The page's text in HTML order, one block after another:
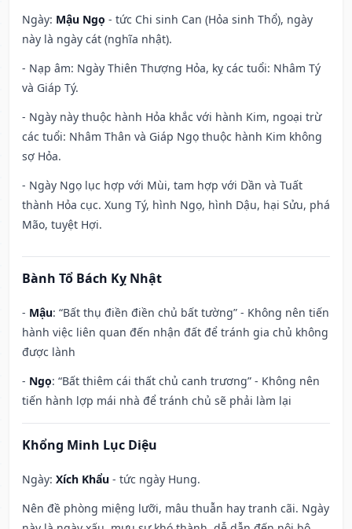
Ngày: Mậu Ngọ - tức Chi sinh Can (Hỏa sinh Thổ), ngày
này là ngày cát (nghĩa nhật).
- Nạp âm: Ngày Thiên Thượng Hỏa, kỵ các tuổi: Nhâm Tý
và Giáp Tý.
- Ngày này thuộc hành Hỏa khắc với hành Kim, ngoại trừ
các tuổi: Nhâm Thân và Giáp Ngọ thuộc hành Kim không
sợ Hỏa.
- Ngày Ngọ lục hợp với Mùi, tam hợp với Dần và Tuất
thành Hỏa cục. Xung Tý, hình Ngọ, hình Dậu, hại Sửu, phá
Mão, tuyệt Hợi.
Bành Tổ Bách Kỵ Nhật
- Mậu: “Bất thụ điền điền chủ bất tường” - Không nên tiến
hành việc liên quan đến nhận đất để tránh gia chủ không
được lành
- Ngọ: “Bất thiêm cái thất chủ canh trương” - Không nên
tiến hành lợp mái nhà để tránh chủ sẽ phải làm lại
Khổng Minh Lục Diệu
Ngày: Xích Khẩu - tức ngày Hung.
Nên đề phòng miệng lưỡi, mâu thuẫn hay tranh cãi. Ngày